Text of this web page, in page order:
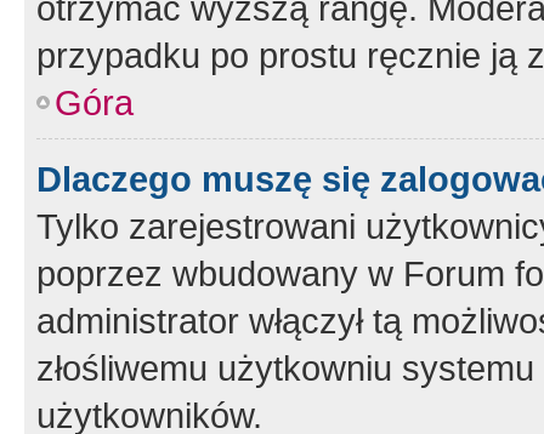
przypadku po prostu ręcznie ją
Góra
Dlaczego muszę się
Tylko zarejestrowani
poprzez wbudowany w Forum
administrator włączył tą
złośliwemu użytkowniu
użytkowników.